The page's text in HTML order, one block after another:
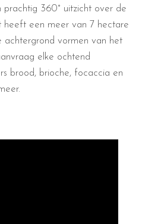
360° uitzicht over de
heeft een meer van 7 hectare
vormen van het
elke ochtend
brood, brioche, focaccia en